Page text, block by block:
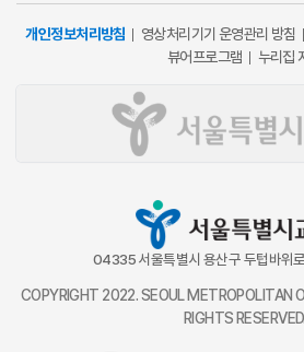
개인정보처리방침 영상처리기기 운영관리 방침
뷰어프로그램
누리집
04335 서울특별시 용산구 두텁바위
COPYRIGHT 2022. SEOUL METROPOLITAN
RIGHTS RESERVED.